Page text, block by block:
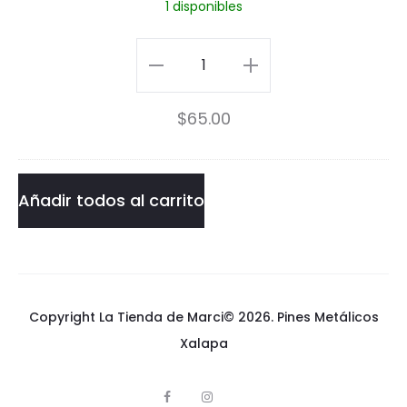
c
a
m
o
i
i
1 disponibles
Romántico
a
morir
Pin
cantidad
$65.00
Añadir todos al carrito
Copyright La Tienda de Marci© 2026.Pines Metálicos
Xalapa